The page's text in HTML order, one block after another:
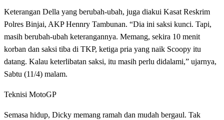
Keterangan Della yang berubah-ubah, juga diakui Kasat Reskrim
Polres Binjai, AKP Hennry Tambunan. “Dia ini saksi kunci. Tapi,
masih berubah-ubah keterangannya. Memang, sekira 10 menit
korban dan saksi tiba di TKP, ketiga pria yang naik Scoopy itu
datang. Kalau keterlibatan saksi, itu masih perlu didalami,” ujarnya,
Sabtu (11/4) malam.
Teknisi MotoGP
Semasa hidup, Dicky memang ramah dan mudah bergaul. Tak